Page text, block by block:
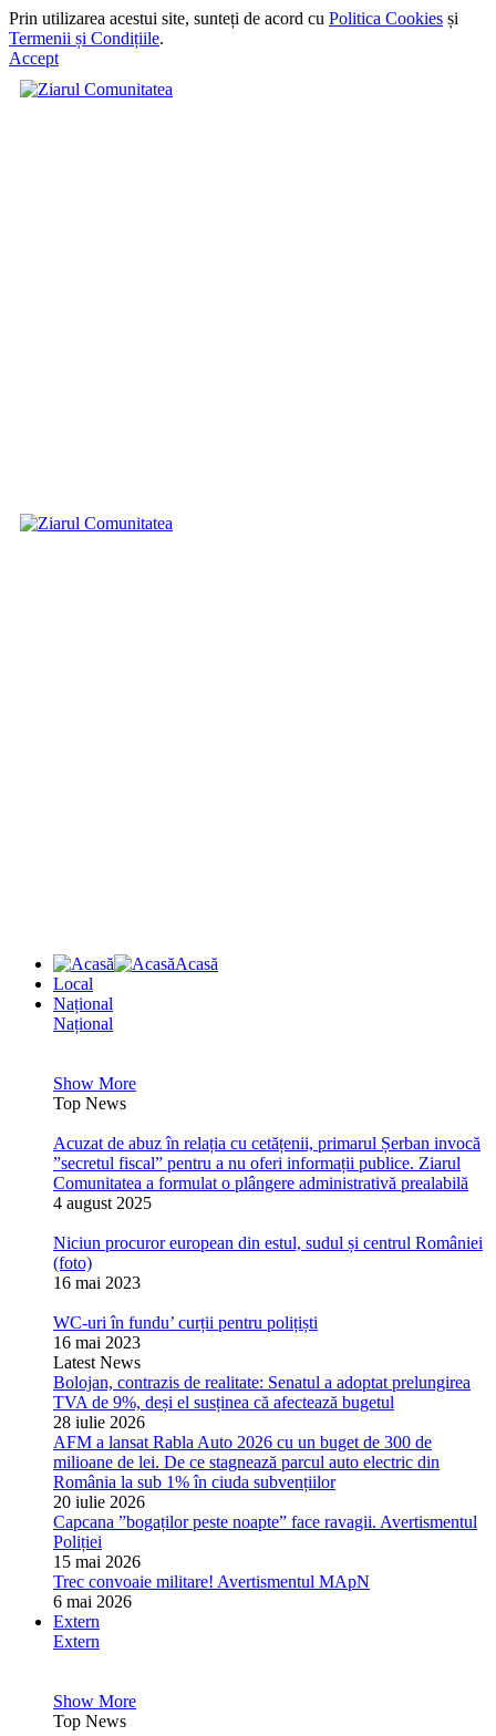
Prin utilizarea acestui site, sunteți de acord cu Politica Cookies și
Termenii și Condițiile.
Accept
Acasă
Local
Național
Național
Show More
Top News
Acuzat de abuz în relația cu cetățenii, primarul Șerban invocă
”secretul fiscal” pentru a nu oferi informații publice. Ziarul
Comunitatea a formulat o plângere administrativă prealabilă
4 august 2025
Niciun procuror european din estul, sudul și centrul României
(foto)
16 mai 2023
WC-uri în fundu’ curții pentru polițiști
16 mai 2023
Latest News
Bolojan, contrazis de realitate: Senatul a adoptat prelungirea
TVA de 9%, deși el susținea că afectează bugetul
28 iulie 2026
AFM a lansat Rabla Auto 2026 cu un buget de 300 de
milioane de lei. De ce stagnează parcul auto electric din
România la sub 1% în ciuda subvențiilor
20 iulie 2026
Capcana ”bogaților peste noapte” face ravagii. Avertismentul
Poliției
15 mai 2026
Trec convoaie militare! Avertismentul MApN
6 mai 2026
Extern
Extern
Show More
Top News